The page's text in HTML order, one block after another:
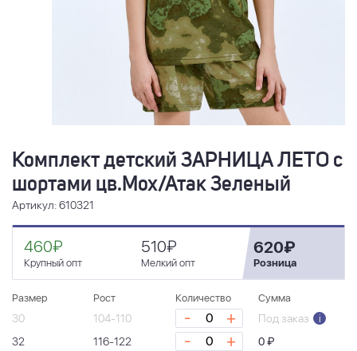
Комплект детский ЗАРНИЦА ЛЕТО с
шортами цв.Мох/Атак Зеленый
Артикул: 610321
460₽
Крупный опт
510₽
Мелкий опт
620₽
Розница
Размер Рост Количество Сумма
30 104-110 - + Под заказ
i
32
116-122 - +
0 ₽